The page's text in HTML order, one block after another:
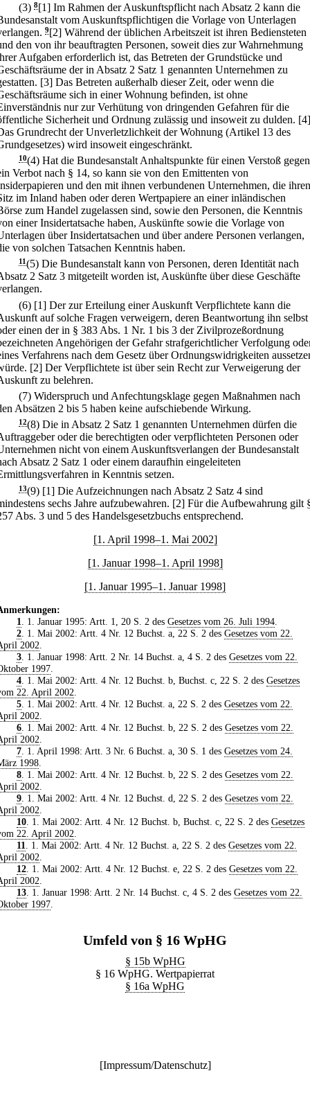
(3) 8[1] Im Rahmen der Auskunftspflicht nach Absatz 2 kann die
vom Auskunftspflichtigen die Vorlage von Unterlagen
9[2] Während der üblichen Arbeitszeit ist ihren Bediensteten
den von ihr beauftragten Personen, soweit dies zur Wahrnehmung
Aufgaben erforderlich ist, das Betreten der Grundstücke und
der in Absatz 2 Satz 1 genannten Unternehmen zu
[3] Das Betreten außerhalb dieser Zeit, oder wenn die
sich in einer Wohnung befinden, ist ohne
nur zur Verhütung von dringenden Gefahren für die
Sicherheit und Ordnung zulässig und insoweit zu dulden. [4]
Grundrecht der Unverletzlichkeit der Wohnung (Artikel 13 des
wird insoweit eingeschränkt.
10(4) Hat die Bundesanstalt Anhaltspunkte für einen Verstoß gegen
Verbot nach § 14, so kann sie von den Emittenten von
und den mit ihnen verbundenen Unternehmen, die ihren
im Inland haben oder deren Wertpapiere an einer inländischen
zum Handel zugelassen sind, sowie den Personen, die Kenntnis
einer Insidertatsache haben, Auskünfte sowie die Vorlage von
über Insidertatsachen und über andere Personen verlangen,
von solchen Tatsachen Kenntnis haben.
11(5) Die Bundesanstalt kann von Personen, deren Identität nach
2 Satz 3 mitgeteilt worden ist, Auskünfte über diese Geschäfte
(6) [1] Der zur Erteilung einer Auskunft Verpflichtete kann die
auf solche Fragen verweigern, deren Beantwortung ihn selbst
einen der in § 383 Abs. 1 Nr. 1 bis 3 der Zivilprozeßordnung
Angehörigen der Gefahr strafgerichtlicher Verfolgung
Verfahrens nach dem Gesetz über Ordnungswidrigkeiten
[2] Der Verpflichtete ist über sein Recht zur Verweigerung der
zu belehren.
(7) Widerspruch und Anfechtungsklage gegen Maßnahmen nach
Absätzen 2 bis 5 haben keine aufschiebende Wirkung.
12(8) Die in Absatz 2 Satz 1 genannten Unternehmen dürfen die
oder die berechtigten oder verpflichteten Personen oder
nicht von einem Auskunftsverlangen der Bundesanstalt
Absatz 2 Satz 1 oder einem daraufhin eingeleiteten
in Kenntnis setzen.
13(9) [1] Die Aufzeichnungen nach Absatz 2 Satz 4 sind
sechs Jahre aufzubewahren. [2] Für die Aufbewahrung gilt
Abs. 3 und 5 des Handelsgesetzbuchs entsprechend.
[1. April 1998–1. Mai 2002]
[1. Januar 1998–1. April 1998]
[1. Januar 1995–1. Januar 1998]
1
. 1. Januar 1995: Artt. 1, 20 S. 2 des Gesetzes vom 26. Juli 1994.
2. 1. Mai 2002: Artt. 4 Nr. 12 Buchst. a, 22 S. 2 des Gesetzes vom 22.
2002
3. 1. Januar 1998: Artt. 2 Nr. 14 Buchst. a, 4 S. 2 des Gesetzes vom 22.
1997
4. 1. Mai 2002: Artt. 4 Nr. 12 Buchst. b, Buchst. c, 22 S. 2 des Gesetzes
22. April 2002
5. 1. Mai 2002: Artt. 4 Nr. 12 Buchst. a, 22 S. 2 des Gesetzes vom 22.
2002
6. 1. Mai 2002: Artt. 4 Nr. 12 Buchst. b, 22 S. 2 des Gesetzes vom 22.
2002
7. 1. April 1998: Artt. 3 Nr. 6 Buchst. a, 30 S. 1 des Gesetzes vom 24.
1998
8. 1. Mai 2002: Artt. 4 Nr. 12 Buchst. b, 22 S. 2 des Gesetzes vom 22.
2002
9. 1. Mai 2002: Artt. 4 Nr. 12 Buchst. d, 22 S. 2 des Gesetzes vom 22.
2002
10. 1. Mai 2002: Artt. 4 Nr. 12 Buchst. b, Buchst. c, 22 S. 2 des Gesetzes
22. April 2002
11
. 1. Mai 2002: Artt. 4 Nr. 12 Buchst. a, 22 S. 2 des Gesetzes vom 22.
2002
12. 1. Mai 2002: Artt. 4 Nr. 12 Buchst. e, 22 S. 2 des Gesetzes vom 22.
2002
13. 1. Januar 1998: Artt. 2 Nr. 14 Buchst. c, 4 S. 2 des Gesetzes vom 22.
1997
Umfeld von § 16 WpHG
§ 15b WpHG
§ 16 WpHG. Wertpapierrat
§ 16a WpHG
[Impressum/Datenschutz]